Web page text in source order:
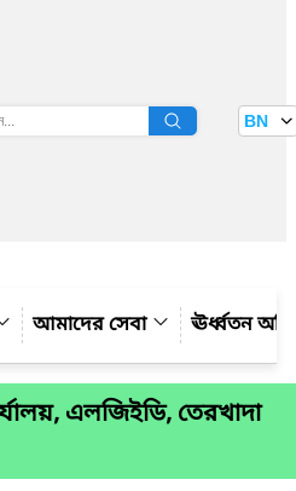
বাতায়ন BN
আমাদের সেবা ঊর্ধ্বতন
এলজিইডি, তেরখাদা